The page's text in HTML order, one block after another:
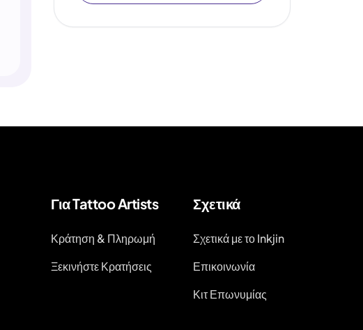
Για Tattoo Artists
Κράτηση & Πληρωμή
Ξεκινήστε Κρατήσεις
Σχετικά
Σχετικά με το Inkjin
Επικοινωνία
Κιτ Επωνυμίας